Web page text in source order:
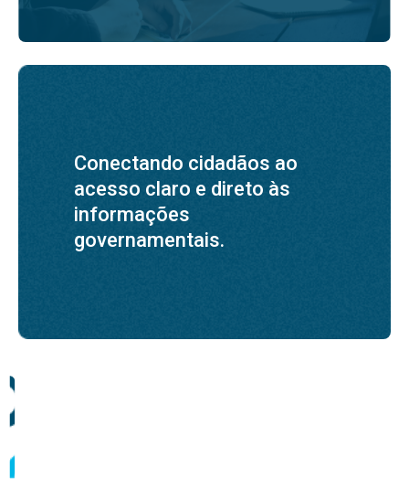
Conectando cidadãos ao
acesso claro e direto às
informações
governamentais.